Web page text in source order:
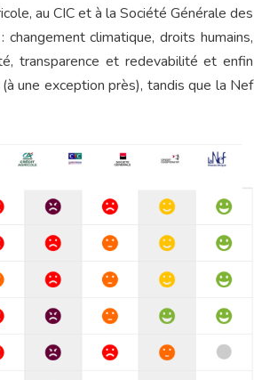
au CIC et à la Société Générale des
climatique, droits humains,
transparence et redevabilité et enfin
une exception près), tandis que la Nef